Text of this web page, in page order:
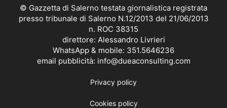
© Gazzetta di Salerno testata giornalistica registrata
presso tribunale di Salerno N.12/2013 del 21/06/2013
n. ROC 38315
direttore: Alessandro Livrieri
WhatsApp & mobile: 351.5646236
email pubblicità: info@dueaconsulting.com
Privacy policy
Cookies policy